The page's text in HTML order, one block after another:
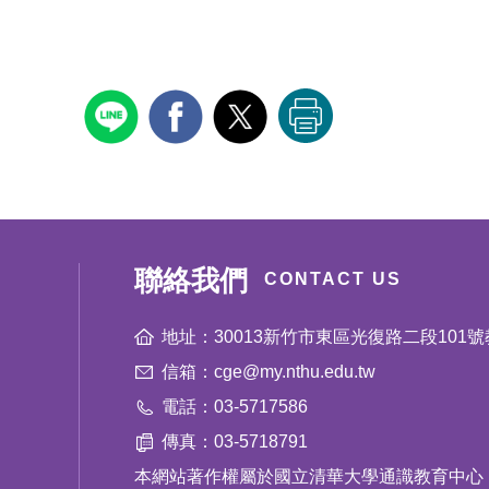
聯絡我們 CONTACT US
地址：30013新竹市東區光復路二段101
信箱：cge@my.nthu.edu.tw
電話：03-5717586
傳真：03-5718791
本網站著作權屬於國立清華大學通識教育中心